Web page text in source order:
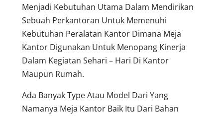
Menjadi Kebutuhan Utama Dalam Mendirikan
Sebuah Perkantoran Untuk Memenuhi
Kebutuhan Peralatan Kantor Dimana Meja
Kantor Digunakan Untuk Menopang Kinerja
Dalam Kegiatan Sehari – Hari Di Kantor
Maupun Rumah.
Ada Banyak Type Atau Model Dari Yang
Namanya Meja Kantor Baik Itu Dari Bahan